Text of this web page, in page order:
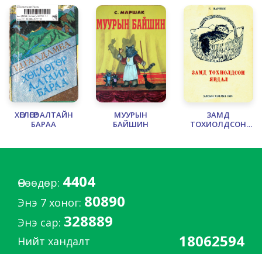
ХӨГЛӨГӨР АЛТАЙН
БАРАА
МУУРЫН
БАЙШИН
ЗАМД
ТОХИОЛДСОН
Өнөөдөр: 4404
Энэ 7 хоног: 80890
Энэ сар: 328889
Нийт хандалт 18062594